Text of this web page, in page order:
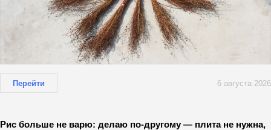
Перейти 6 августа 2026
Рис больше не варю: делаю по-другому — плита не нужна,